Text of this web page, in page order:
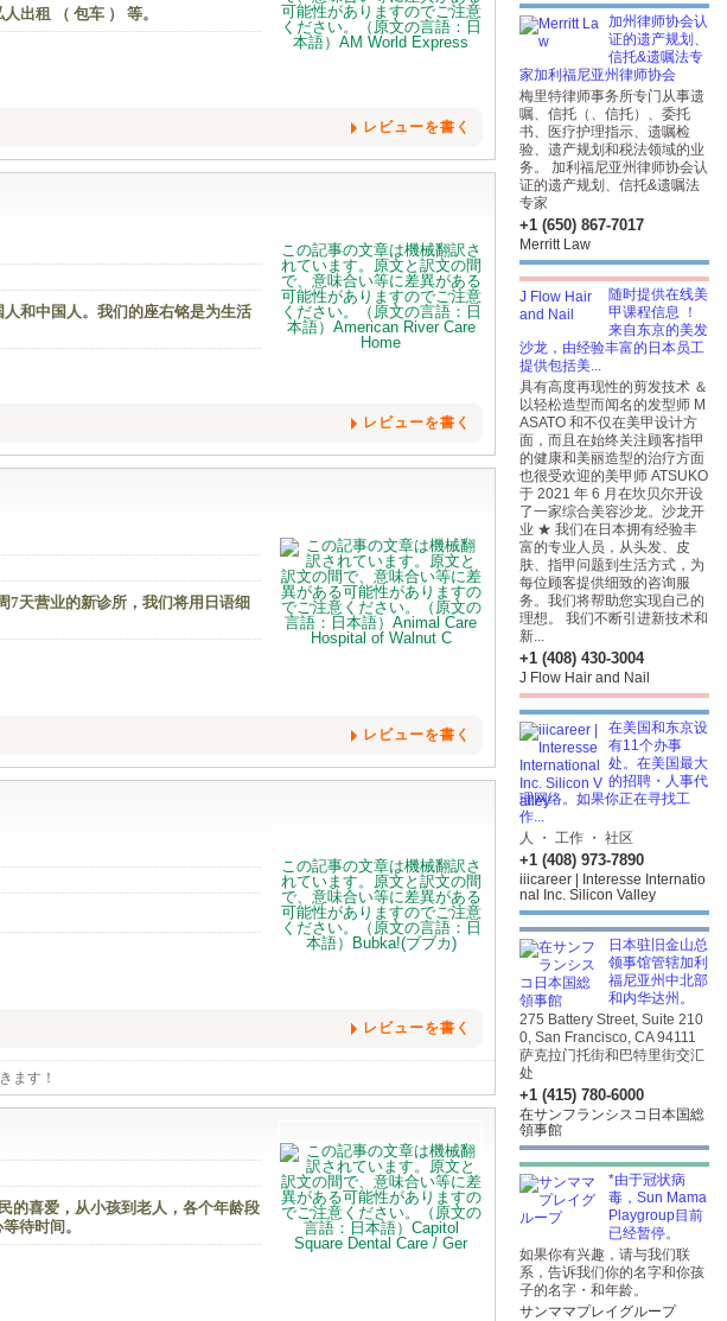
出租 （ 包车 ） 等。
レビューを書く
和中国人。我们的座右铭是为生活
レビューを書く
7天营业的新诊所，我们将用日语细
レビューを書く
レビューを書く
ます！
的喜爱，从小孩到老人，各个年龄段
待时间。
加州律师协会认
证的遗产规划、
信托&遗嘱法专
家加利福尼亚州律师协会
梅里特律师事务所专门从事遗
嘱、信托（、信托）、委托
书、医疗护理指示、遗嘱检
验、遗产规划和税法领域的业
务。 加利福尼亚州律师协会认
证的遗产规划、信托&遗嘱法
专家
+1 (650) 867-7017
Merritt Law
随时提供在线美
甲课程信息 ！
来自东京的美发
沙龙，由经验丰富的日本员工
提供包括美...
具有高度再现性的剪发技术 ＆
以轻松造型而闻名的发型师 M
ASATO 和不仅在美甲设计方
面，而且在始终关注顾客指甲
的健康和美丽造型的治疗方面
也很受欢迎的美甲师 ATSUKO
于 2021 年 6 月在坎贝尔开设
了一家综合美容沙龙。沙龙开
业 ★ 我们在日本拥有经验丰
富的专业人员，从头发、皮
肤、指甲问题到生活方式，为
每位顾客提供细致的咨询服
务。我们将帮助您实现自己的
理想。 我们不断引进新技术和
新...
+1 (408) 430-3004
J Flow Hair and Nail
在美国和东京设
有11个办事
处。在美国最大
的招聘・人事代
理网络。如果你正在寻找工
作...
人 ・ 工作 ・ 社区
+1 (408) 973-7890
iiicareer | Interesse Internatio
nal Inc. Silicon Valley
日本驻旧金山总
领事馆管辖加利
福尼亚州中北部
和内华达州。
275 Battery Street, Suite 210
0, San Francisco, CA 94111
萨克拉门托街和巴特里街交汇
处
+1 (415) 780-6000
在サンフランシスコ日本国総
領事館
*由于冠状病
毒，Sun Mama
Playgroup目前
已经暂停。
如果你有兴趣，请与我们联
系，告诉我们你的名字和你孩
子的名字・和年龄。
サンママプレイグループ